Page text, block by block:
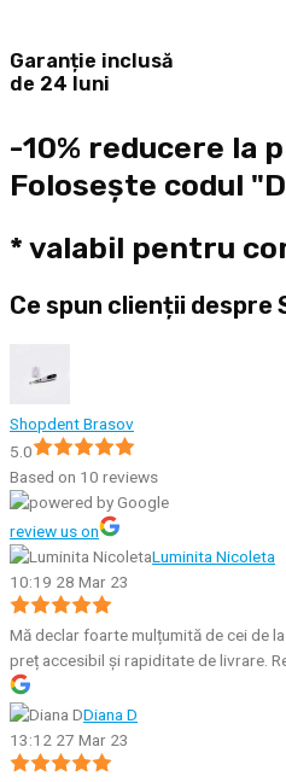
Garanție inclusă
de 24 luni
-10% reducere la
Folosește codul
* valabil pentru
Ce spun clienții despre
Shopdent Brasov
5.0
Based on 10 reviews
review us on
Luminita Nicoleta
10:19 28 Mar 23
Mă declar foarte mulțumită de cei de
preț accesibil și rapiditate de livrare.
Diana D
13:12 27 Mar 23